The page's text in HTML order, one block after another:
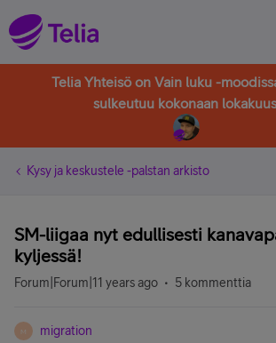
Telia Yhteisö on Vain luku -
sulkeutuu kokonaan
Kysy ja keskustele -palstan arkisto
SM-liigaa nyt edullisesti
kyljessä!
Forum|Forum|11 years ago 5 kommenttia
M migration